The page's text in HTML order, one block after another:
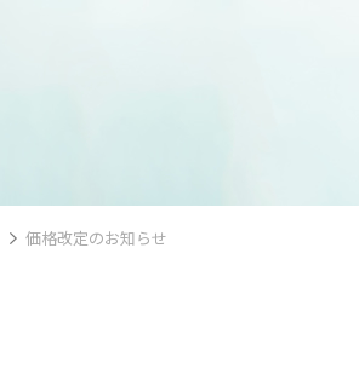
価格改定のお知らせ